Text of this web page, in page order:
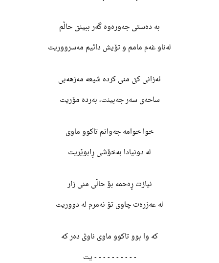
بە دەستی جەورەوە گەر ببینێ حاڵم
لەناو غەم مامم و تۆیش دائیم مەسرووریت
ئەزانی کێ منی کردە شیعە مەزهەبی
ساحەی سەر جەبینت، بەردە مۆریت
خوا خوامە جەوانم تاکوو ماوی
لە دونیادا بەخۆشی ڕابوێریت
نیازت ڕەحمە بۆ حاڵی منی زار
لە عەزرەت چاوی تۆ نەمرم لە دووریت
کە وا بوو تاکوو ماوی ناوێ دەر کە
- - - - - - - - - - یت